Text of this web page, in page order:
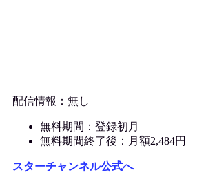
配信情報：無し
無料期間：登録初月
無料期間終了後：月額2,484円
スターチャンネル公式へ